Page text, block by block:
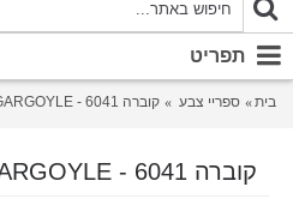
תפריט
בית ספריי צבע קוברה 6041 - GARGOYLE
קוברה 6041 - GARGOYLE